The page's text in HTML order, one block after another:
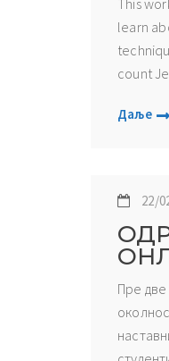
This
learn
count
Даље
22/
Пре две